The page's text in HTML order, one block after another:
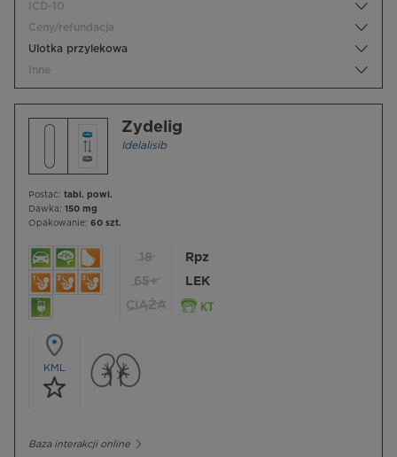
ICD-10
Ceny/refundacja
Ulotka przylekowa
Inne
Zydelig
Idelalisib
Postać: tabl. powl.
Dawka: 150 mg
Opakowanie: 60 szt.
18
65+
CIĄŻA
Rpz
LEK
KML
Baza interakcji online